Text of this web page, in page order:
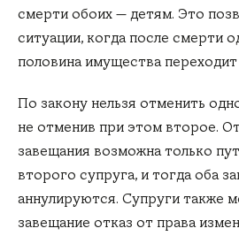
смерти обоих — детям. Это
ситуации, когда после смерти
половина имущества
По закону нельзя отменить
не отменив при этом второе.
завещания возможна только
второго супруга, и тогда оба
аннулируются. Супруги также
завещание отказ от права